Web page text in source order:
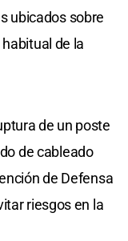
ubicados sobre
de la
de un poste
de cableado
de Defensa
riesgos en la